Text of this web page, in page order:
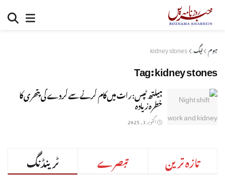
ہوم ٹیگ kidney stones
Tag:kidney stones
ہیلتھ ٹپس: رات میں کام کرنے سے گردے کی پتھری کا
خطرہ زیادہ
اکتوبر 3, 2025
ٹرینڈنگ تبصرے تازہ ترین